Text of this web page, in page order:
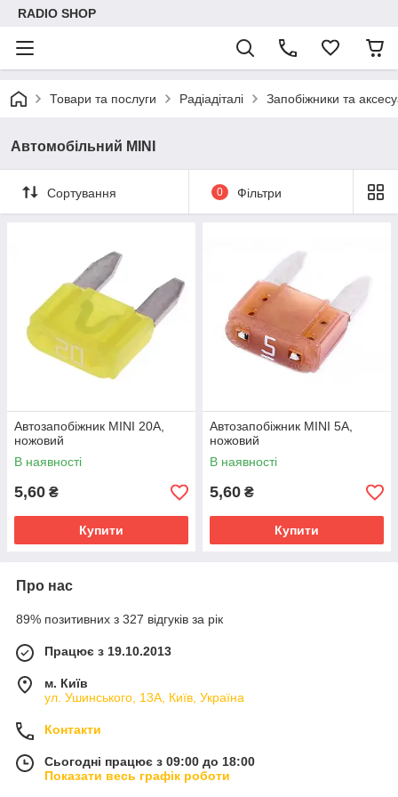
RADIO SHOP
Товари та послуги Радіадіталі Запобіжники та
Автомобільний MINI
Сортування 0 Фільтри
Автозапобіжник MINI 20А,
ножовий
В наявності
5,60 ₴
Купити
Автозапобіжник MINI 5А,
ножовий
В наявності
5,60 ₴
Купити
Про нас
89% позитивних з 327 відгуків за рік
Працює з 19.10.2013
м. Київ
ул. Ушинського, 13А, Київ, Україна
Контакти
Сьогодні працює з 09:00 до 18:00
Показати весь графік роботи